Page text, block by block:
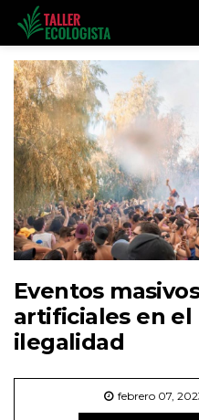
Eventos
artificiales en el
ilegalidad
febrero 07,